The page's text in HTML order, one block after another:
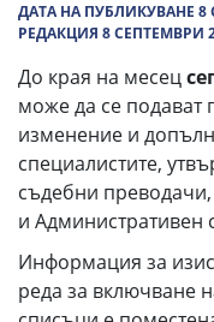
ДАТА НА ПУБЛИКУВАНЕ 8
РЕДАКЦИЯ 8 СЕПТЕМВРИ
До края на месец
може да се подават
изменение и
специалистите,
съдебни
и Административен
Информация за
реда за включване